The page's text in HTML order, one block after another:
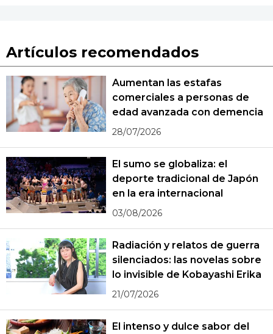
Artículos recomendados
Aumentan las estafas
comerciales a personas de
edad avanzada con demencia
28/07/2026
El sumo se globaliza: el
deporte tradicional de Japón
en la era internacional
03/08/2026
Radiación y relatos de guerra
silenciados: las novelas sobre
lo invisible de Kobayashi Erika
21/07/2026
El intenso y dulce sabor del